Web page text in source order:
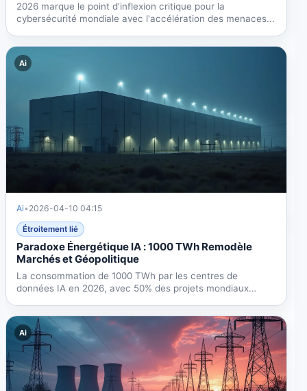
2026 marque le point d'inflexion critique pour la
cybersécurité mondiale avec l'accélération des menaces...
Ai
Ai• 2026-04-10 04:15
Étroitement lié
Paradoxe Énergétique IA : 1000 TWh Remodèle
Marchés et Géopolitique
La consommation de 1000 TWh par les centres de
données IA en 2026, avec 50% des projets mondiaux
Ai